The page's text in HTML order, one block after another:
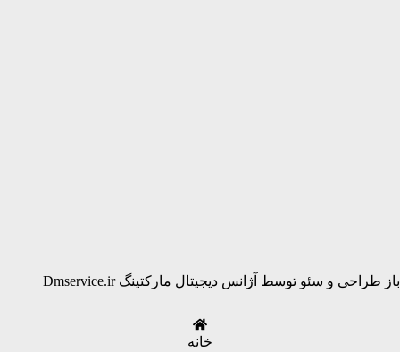
باز طراحی و سئو توسط آژانس دیجیتال مارکتینگ Dmservice.ir
خانه